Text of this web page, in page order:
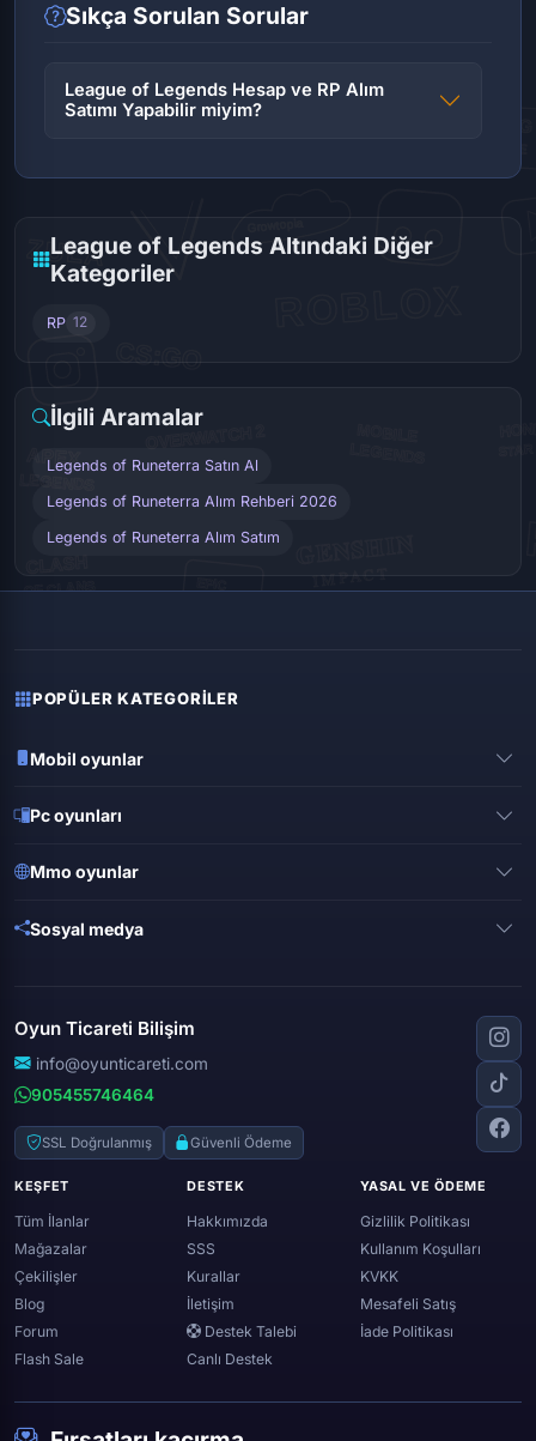
Sıkça Sorulan Sorular
League of Legends Hesap ve RP Alım
Satımı Yapabilir miyim?
League of Legends Altındaki Diğer
Kategoriler
RP 12
İlgili Aramalar
Legends of Runeterra Satın Al
Legends of Runeterra Alım Rehberi 2026
Legends of Runeterra Alım Satım
POPÜLER KATEGORILER
Mobil oyunlar
Mobile legends
Free fire
Minecraft
Pc oyunları
Gta online
Lost ark
World of warcraft
Zula
Mmo oyunlar
Wolfteam
Black desert online
Genshin ımpact
Sosyal medya
Discord
Youtube
Twitch
Twitter (x)
Spotify
Oyun Ticareti Bilişim
info@oyunticareti.com
905455746464
SSL Doğrulanmış Güvenli Ödeme
KEŞFET
Tüm İlanlar
Mağazalar
Çekilişler
Blog
Forum
Flash Sale
DESTEK
Hakkımızda
SSS
Kurallar
İletişim
Destek Talebi
Canlı Destek
YASAL VE ÖDEME
Gizlilik Politikası
Kullanım Koşulları
KVKK
Mesafeli Satış
İade Politikası